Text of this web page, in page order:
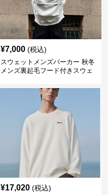
¥7,000 (税込)
スウェットメンズパーカー 秋冬
メンズ裏起毛フード付きスウェ
¥17,020 (税込)